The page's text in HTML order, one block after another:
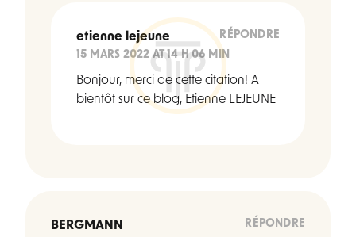
etienne lejeune
15 MARS 2022 AT 14 H 06 MIN
RÉPONDRE
Bonjour, merci de cette citation! A
bientôt sur ce blog, Etienne LEJEUNE
BERGMANN RÉPONDRE